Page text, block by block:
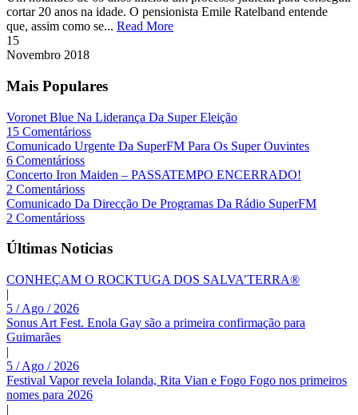
cortar 20 anos na idade. O pensionista Emile Ratelband entende
que, assim como se... Read More
15
Novembro 2018
Mais Populares
Voronet Blue Na Liderança Da Super Eleição
15 Comentárioss
Comunicado Urgente Da SuperFM Para Os Super Ouvintes
6 Comentárioss
Concerto Iron Maiden – PASSATEMPO ENCERRADO!
2 Comentárioss
Comunicado Da Direcção De Programas Da Rádio SuperFM
2 Comentárioss
Últimas Noticias
CONHEÇAM O ROCKTUGA DOS SALVA’TERRA®
|
5 / Ago / 2026
Sonus Art Fest. Enola Gay são a primeira confirmação para
Guimarães
|
5 / Ago / 2026
Festival Vapor revela Iolanda, Rita Vian e Fogo Fogo nos primeiros
nomes para 2026
|